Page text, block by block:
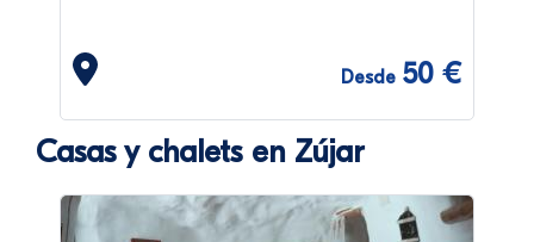
Desde 50 €
Casas y chalets en Zújar